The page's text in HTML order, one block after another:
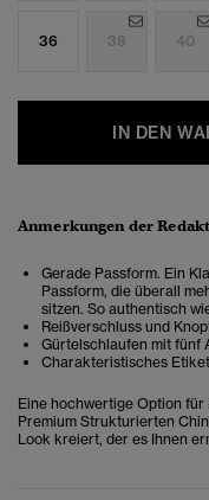
36 38 40
IN DEN
Anmerkungen der
Gerade Passform. Ein
Passform, die überall
sitzen. So authentisch
Reißverschluss und
Gürtelschlaufen mit fünf
Charakteristisches
Eine hochwertige Option für
Premium Strukturierten
Look kreiert, der es Ihnen